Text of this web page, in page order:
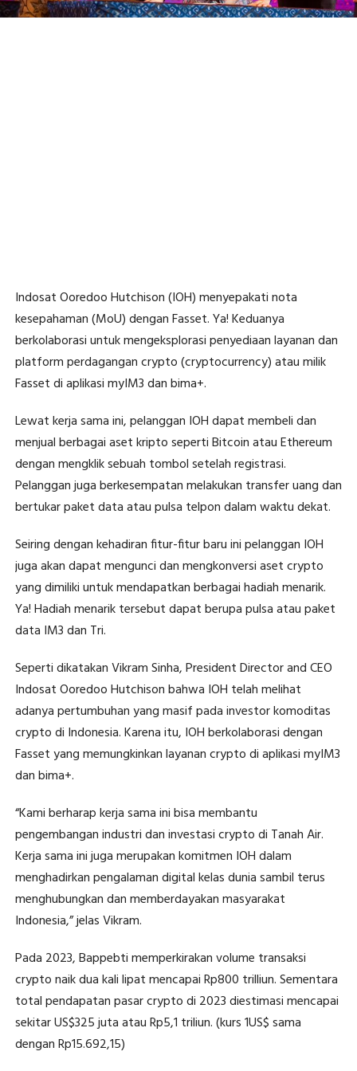
Indosat Ooredoo Hutchison (IOH) menyepakati nota
kesepahaman (MoU) dengan Fasset. Ya! Keduanya
berkolaborasi untuk mengeksplorasi penyediaan layanan dan
platform perdagangan crypto (cryptocurrency) atau milik
Fasset di aplikasi myIM3 dan bima+.
Lewat kerja sama ini, pelanggan IOH dapat membeli dan
menjual berbagai aset kripto seperti Bitcoin atau Ethereum
dengan mengklik sebuah tombol setelah registrasi.
Pelanggan juga berkesempatan melakukan transfer uang dan
bertukar paket data atau pulsa telpon dalam waktu dekat.
Seiring dengan kehadiran fitur-fitur baru ini pelanggan IOH
juga akan dapat mengunci dan mengkonversi aset crypto
yang dimiliki untuk mendapatkan berbagai hadiah menarik.
Ya! Hadiah menarik tersebut dapat berupa pulsa atau paket
data IM3 dan Tri.
Seperti dikatakan Vikram Sinha, President Director and CEO
Indosat Ooredoo Hutchison bahwa IOH telah melihat
adanya pertumbuhan yang masif pada investor komoditas
crypto di Indonesia. Karena itu, IOH berkolaborasi dengan
Fasset yang memungkinkan layanan crypto di aplikasi myIM3
dan bima+.
“Kami berharap kerja sama ini bisa membantu
pengembangan industri dan investasi crypto di Tanah Air.
Kerja sama ini juga merupakan komitmen IOH dalam
menghadirkan pengalaman digital kelas dunia sambil terus
menghubungkan dan memberdayakan masyarakat
Indonesia,” jelas Vikram.
Pada 2023, Bappebti memperkirakan volume transaksi
crypto naik dua kali lipat mencapai Rp800 trilliun. Sementara
total pendapatan pasar crypto di 2023 diestimasi mencapai
sekitar US$325 juta atau Rp5,1 triliun. (kurs 1US$ sama
dengan Rp15.692,15)